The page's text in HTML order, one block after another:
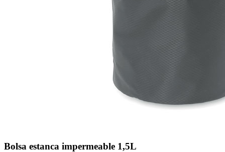
Bolsa estanca impermeable 1,5L